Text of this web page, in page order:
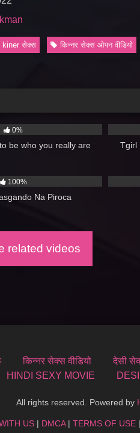
kiner सेक्स किन्नर सेक्स ओपन वीडियो
0%
be who you really are Tgirl
100%
Na Piroca
related videos
किन्नर सेक्स वीडियो देसी
HINDI SEXY MOVIE
All rights reserved. Powered by
US| DMCA| TERMS OF USE|